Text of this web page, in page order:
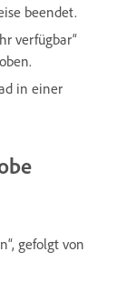
beendet.
verfügbar“
in einer
gefolgt von